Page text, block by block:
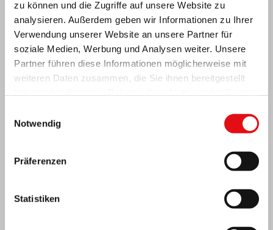
zu können und die Zugriffe auf unsere Website zu
analysieren. Außerdem geben wir Informationen zu Ihrer
Verwendung unserer Website an unsere Partner für
soziale Medien, Werbung und Analysen weiter. Unsere
Partner führen diese Informationen möglicherweise mit
weiteren Daten zusammen, die Sie ihnen bereitgestellt
Notwendig
Präferenzen
Statistiken